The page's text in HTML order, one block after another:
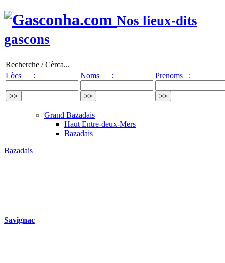
Nos lieux-dits
gascons
Recherche / Cèrca...
Lòcs :
Noms : Prenoms :
Grand Bazadais
Haut Entre-deux-Mers
Bazadais
Bazadais
Savignac